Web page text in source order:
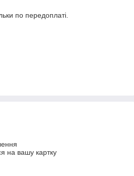
по передоплаті.
на вашу картку